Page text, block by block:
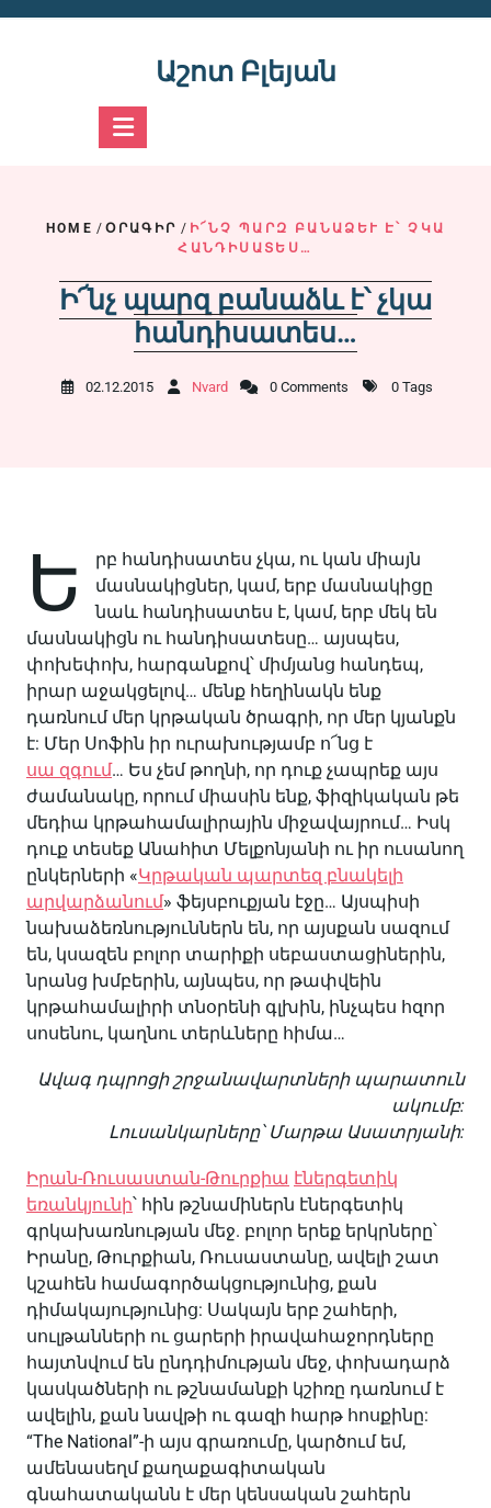
Աշոտ Բլեյան
HOME /ՕՐԱԳԻՐ / Ի՜ՆՉ ՊԱՐԶ ԲԱՆԱՁԵՒ Է՝ ՉԿԱ Հ
ԱՆԴԻՍԱՏԵՍ…
Ի՜նչ պարզ բանաձև է՝ չկա
հանդիսատես…
02.12.2015 Nvard 0 Comments 0 Tags
Ե
րբ հանդիսատես չկա, ու կան միայն
մասնակիցներ, կամ, երբ մասնակիցը
նաև հանդիսատես է, կամ, երբ մեկ են
մասնակիցն ու հանդիսատեսը… այսպես,
փոխեփոխ, հարգանքով՝ միմյանց հանդեպ,
իրար աջակցելով… մենք հեղինակն ենք
դառնում մեր կրթական ծրագրի, որ մեր կյանքն
է: Մեր Սոֆին իր ուրախությամբ ո՜նց է
սա զգում… Ես չեմ թողնի, որ դուք չապրեք այս
ժամանակը, որում միասին ենք, ֆիզիկական թե
մեդիա կրթահամալիրային միջավայրում… Իսկ
դուք տեսեք Անահիտ Մելքոնյանի ու իր ուսանող
ընկերների «Կրթական պարտեզ բնակելի
արվարձանում» ֆեյսբուքյան էջը… Այսպիսի
նախաձեռնություններն են, որ այսքան սազում
են, կսազեն բոլոր տարիքի սեբաստացիներին,
նրանց խմբերին, այնպես, որ թափվեին
կրթահամալիրի տնօրենի գլխին, ինչպես հզոր
սոսենու, կաղնու տերևները հիմա…
Ավագ դպրոցի շրջանավարտների պարատուն
ակումբ:
Լուսանկարները՝ Մարթա Ասատրյանի:
Իրան-Ռուսաստան-Թուրքիա էներգետիկ
եռանկյունի՝ հին թշնամիներն էներգետիկ
գրկախառնության մեջ. բոլոր երեք երկրները՝
Իրանը, Թուրքիան, Ռուսաստանը, ավելի շատ
կշահեն համագործակցությունից, քան
դիմակայությունից: Սակայն երբ շահերի,
սուլթանների ու ցարերի իրավահաջորդները
հայտնվում են ընդդիմության մեջ, փոխադարձ
կասկածների ու թշնամանքի կշիռը դառնում է
ավելին, քան նավթի ու գազի հարթ հոսքինը:
“The National”-ի այս գրառումը, կարծում եմ,
ամենասեղմ քաղաքագիտական
գնահատականն է մեր կենսական շահերն